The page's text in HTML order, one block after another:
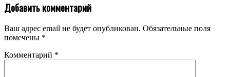
Добавить комментарий
Ваш адрес email не будет опубликован. Обязательные поля
помечены *
Комментарий *